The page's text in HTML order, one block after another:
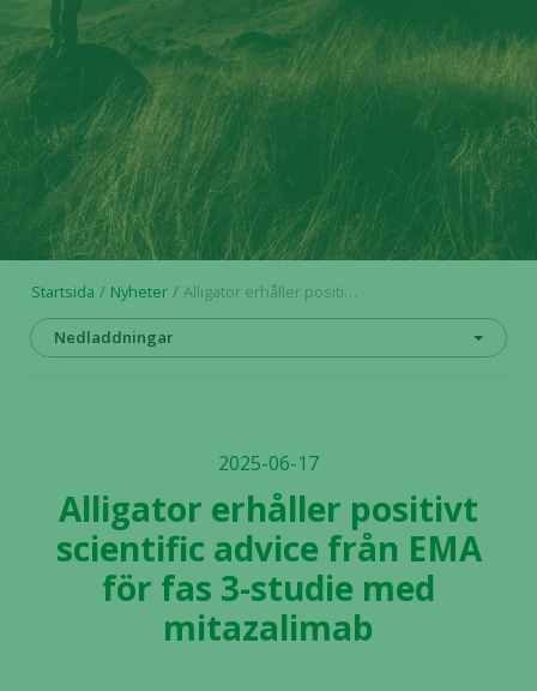
Startsida Nyheter Alligator erhåller positivt scientific advice från EMA för fas 3-studie med mitazalimab
Nedladdningar
2025-06-17
Alligator erhåller positivt
scientific advice från EMA
för fas 3-studie med
mitazalimab